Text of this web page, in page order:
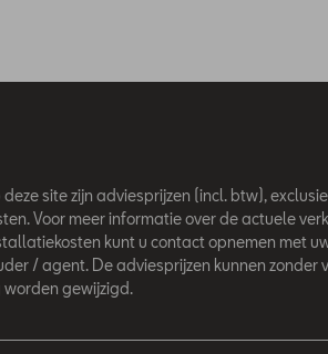
deze site zijn adviesprijzen (incl. btw),
Voor meer informatie over de actuele
kunt u contact opnemen met
/ agent. De adviesprijzen kunnen zonder
worden gewijzigd.